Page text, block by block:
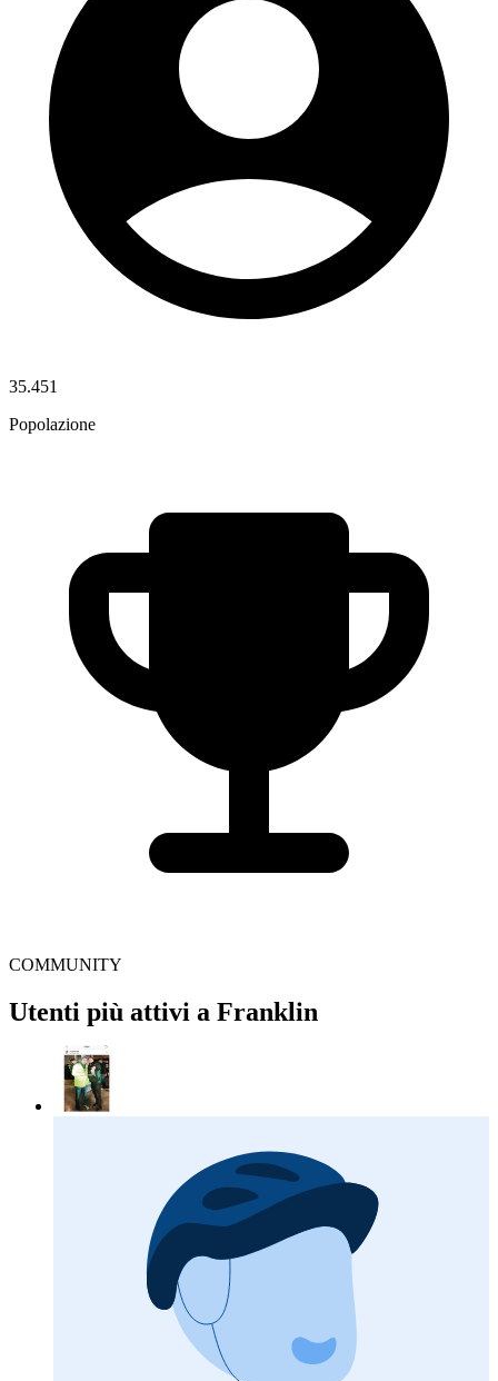
35.451
Popolazione
COMMUNITY
Utenti più attivi a Franklin